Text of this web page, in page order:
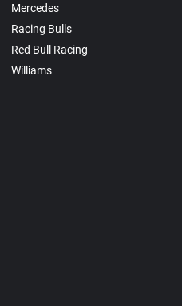
Mercedes
Racing Bulls
Red Bull Racing
Williams